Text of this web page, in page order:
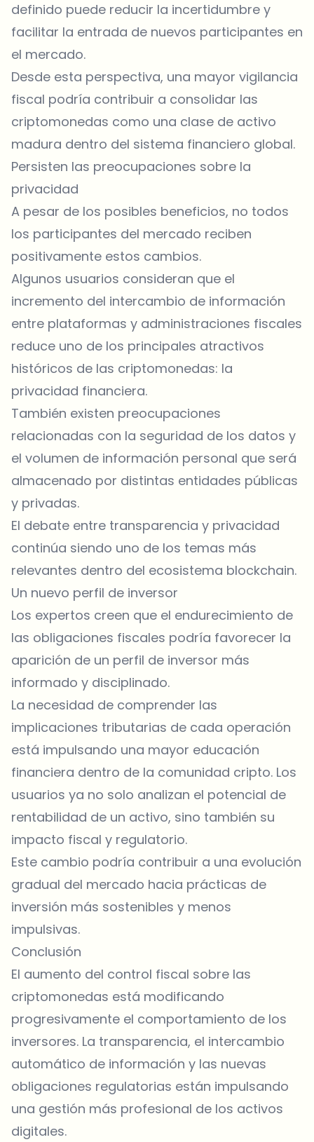
definido puede reducir la incertidumbre y
facilitar la entrada de nuevos participantes en
el mercado.
Desde esta perspectiva, una mayor vigilancia
fiscal podría contribuir a consolidar las
criptomonedas como una clase de activo
madura dentro del sistema financiero global.
Persisten las preocupaciones sobre la
privacidad
A pesar de los posibles beneficios, no todos
los participantes del mercado reciben
positivamente estos cambios.
Algunos usuarios consideran que el
incremento del intercambio de información
entre plataformas y administraciones fiscales
reduce uno de los principales atractivos
históricos de las criptomonedas: la
privacidad financiera.
También existen preocupaciones
relacionadas con la seguridad de los datos y
el volumen de información personal que será
almacenado por distintas entidades públicas
y privadas.
El debate entre transparencia y privacidad
continúa siendo uno de los temas más
relevantes dentro del ecosistema blockchain.
Un nuevo perfil de inversor
Los expertos creen que el endurecimiento de
las obligaciones fiscales podría favorecer la
aparición de un perfil de inversor más
informado y disciplinado.
La necesidad de comprender las
implicaciones tributarias de cada operación
está impulsando una mayor educación
financiera dentro de la comunidad cripto. Los
usuarios ya no solo analizan el potencial de
rentabilidad de un activo, sino también su
impacto fiscal y regulatorio.
Este cambio podría contribuir a una evolución
gradual del mercado hacia prácticas de
inversión más sostenibles y menos
impulsivas.
Conclusión
El aumento del control fiscal sobre las
criptomonedas está modificando
progresivamente el comportamiento de los
inversores. La transparencia, el intercambio
automático de información y las nuevas
obligaciones regulatorias están impulsando
una gestión más profesional de los activos
digitales.